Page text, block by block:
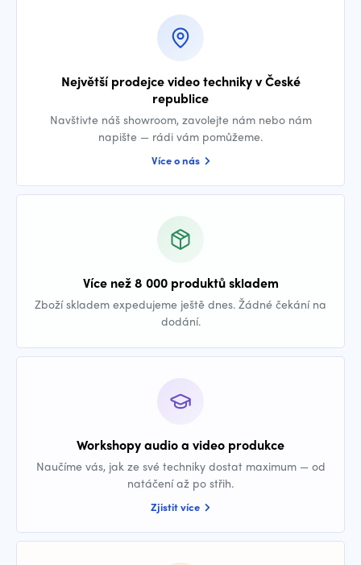
Největší prodejce video techniky v České
republice
Navštivte náš showroom, zavolejte nám nebo nám
napište — rádi vám pomůžeme.
Více o nás
Více než 8 000 produktů skladem
Zboží skladem expedujeme ještě dnes. Žádné čekání na
dodání.
Workshopy audio a video produkce
Naučíme vás, jak ze své techniky dostat maximum — od
natáčení až po střih.
Zjistit více